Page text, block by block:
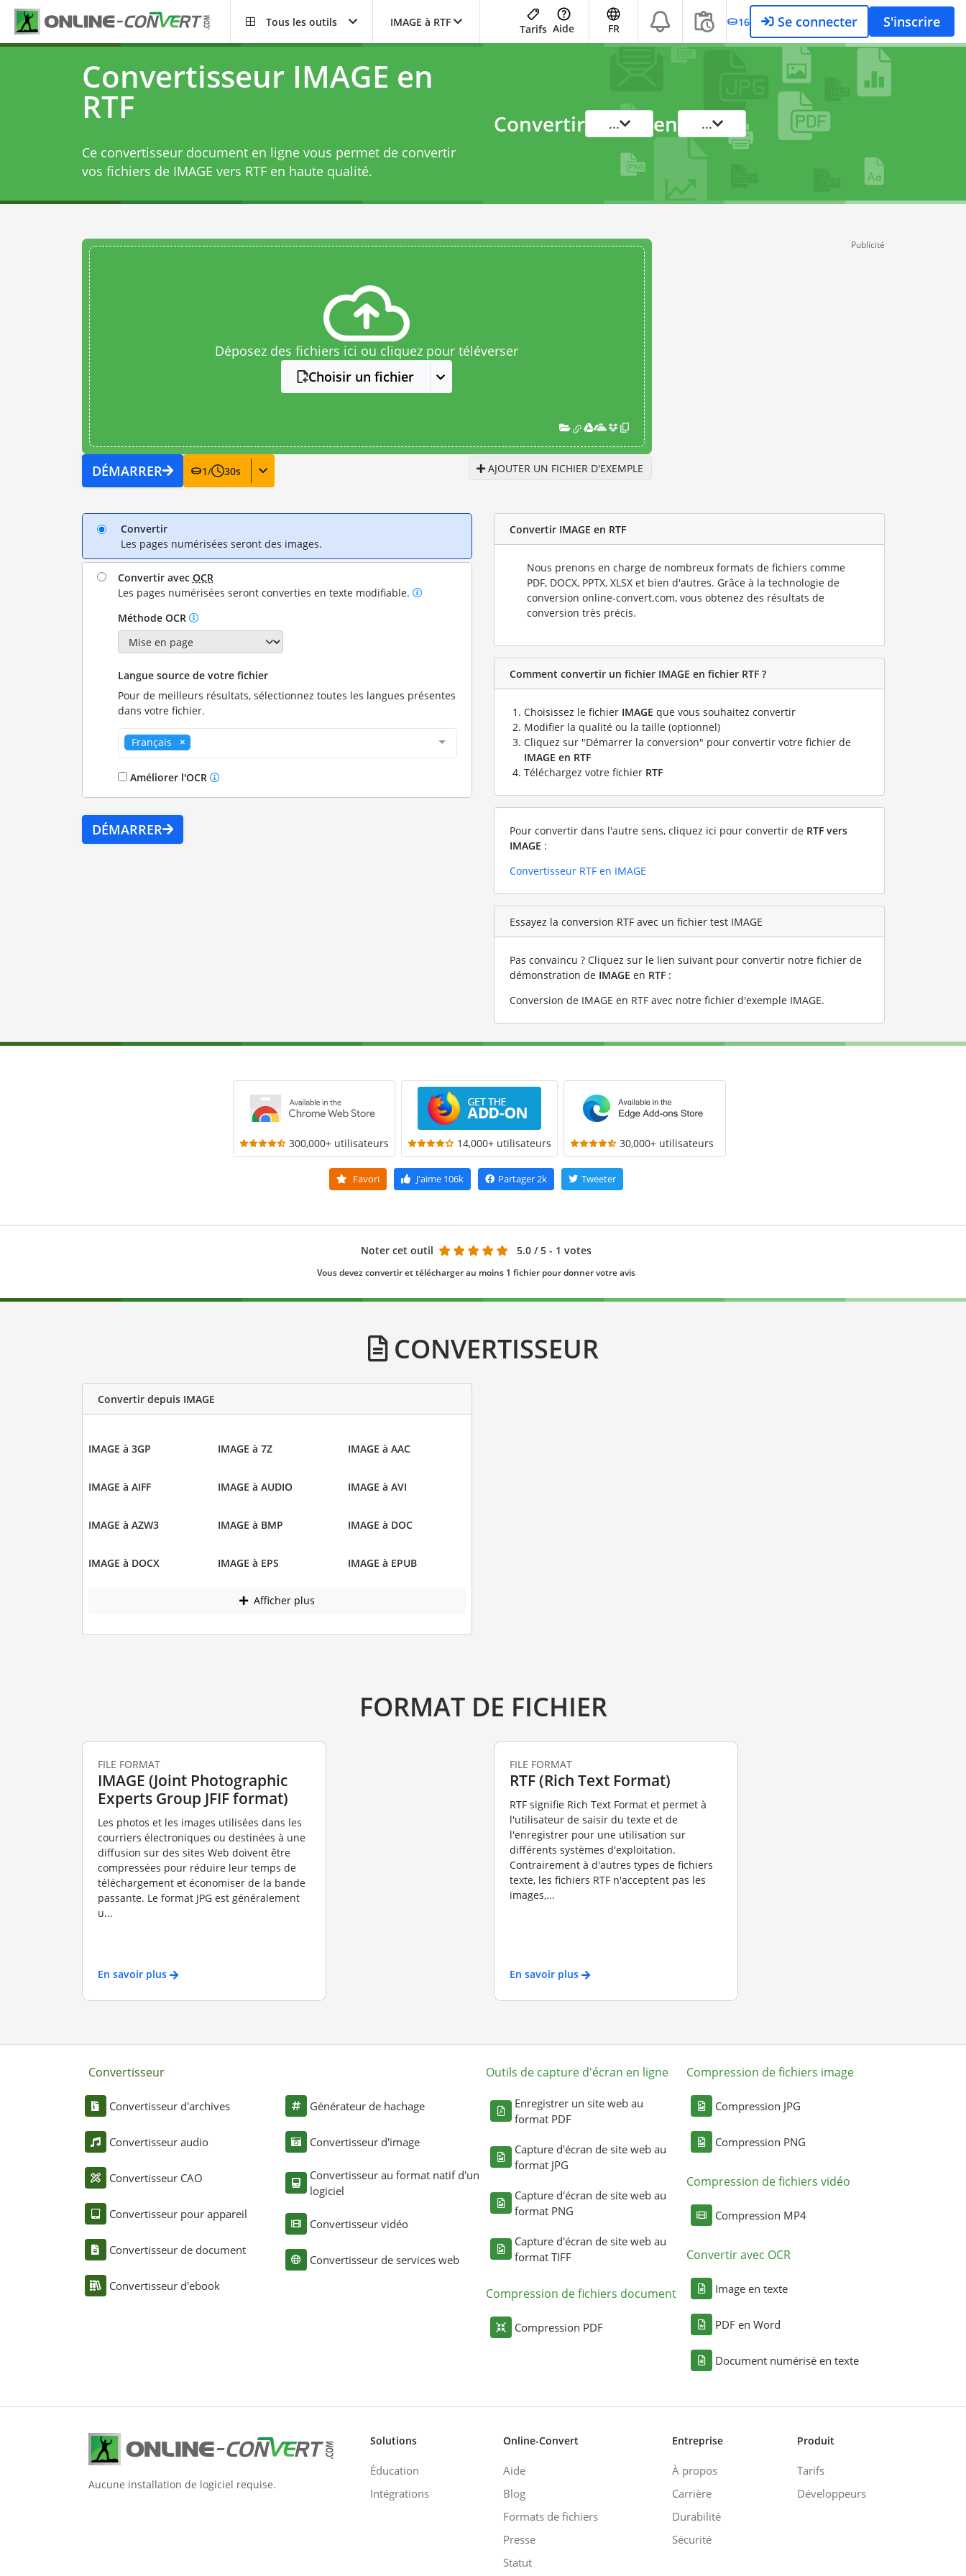
Tous les outils IMAGE à RTF
Tarifs Aide FR 16 Se connecter S'inscrire
Convertisseur IMAGE en
RTF
Ce convertisseur document en ligne vous permet de convertir
vos fichiers de IMAGE vers RTF en haute qualité.
Convertir ... en ...
Déposez des fichiers ici ou cliquez pour téléverser
Choisir un fichier
DÉMARRER 1/ 30s AJOUTER UN FICHIER D'EXEMPLE
Publicité
Convertir
Les pages numérisées seront des images.
Convertir avec OCR
Les pages numérisées seront converties en texte modifiable.
Méthode OCR
Langue source de votre fichier
Pour de meilleurs résultats, sélectionnez toutes les langues présentes
dans votre fichier.
Français
Améliorer l'OCR
DÉMARRER
Convertir IMAGE en RTF
Nous prenons en charge de nombreux formats de fichiers comme
PDF, DOCX, PPTX, XLSX et bien d'autres. Grâce à la technologie de
conversion online-convert.com, vous obtenez des résultats de
conversion très précis.
Comment convertir un fichier IMAGE en fichier RTF ?
Choisissez le fichier IMAGE que vous souhaitez convertir
Modifier la qualité ou la taille (optionnel)
Cliquez sur "Démarrer la conversion" pour convertir votre fichier de
IMAGE en RTF
Téléchargez votre fichier RTF
Pour convertir dans l'autre sens, cliquez ici pour convertir de RTF vers
IMAGE :
Convertisseur RTF en IMAGE
Essayez la conversion RTF avec un fichier test IMAGE
Pas convaincu ? Cliquez sur le lien suivant pour convertir notre fichier de
démonstration de IMAGE en RTF :
Conversion de IMAGE en RTF avec notre fichier d'exemple IMAGE.
300,000+ utilisateurs 14,000+ utilisateurs 30,000+ utilisateurs
Favori J'aime106k Partager2k Tweeter
Noter cet outil 5.0 / 5 - 1 votes
Vous devez convertir et télécharger au moins 1 fichier pour donner votre avis
CONVERTISSEUR
Convertir depuis IMAGE
IMAGE à 3GP IMAGE à 7Z IMAGE à AAC
IMAGE à AIFF IMAGE à AUDIO IMAGE à AVI
IMAGE à AZW3 IMAGE à BMP IMAGE à DOC
IMAGE à DOCX IMAGE à EPS IMAGE à EPUB
Afficher plus
FORMAT DE FICHIER
FILE FORMAT
IMAGE (Joint Photographic
Experts Group JFIF format)
Les photos et les images utilisées dans les
courriers électroniques ou destinées à une
diffusion sur des sites Web doivent être
compressées pour réduire leur temps de
téléchargement et économiser de la bande
passante. Le format JPG est généralement
u...
En savoir plus
FILE FORMAT
RTF (Rich Text Format)
RTF signifie Rich Text Format et permet à
l'utilisateur de saisir du texte et de
l'enregistrer pour une utilisation sur
différents systèmes d'exploitation.
Contrairement à d'autres types de fichiers
texte, les fichiers RTF n'acceptent pas les
images,...
En savoir plus
Convertisseur
Convertisseur d'archives
Convertisseur audio
Convertisseur CAO
Convertisseur pour appareil
Convertisseur de document
Convertisseur d'ebook
Générateur de hachage
Convertisseur d'image
Convertisseur au format natif d'un
logiciel
Convertisseur vidéo
Convertisseur de services web
Outils de capture d'écran en ligne
Enregistrer un site web au
format PDF
Capture d'écran de site web au
format JPG
Capture d'écran de site web au
format PNG
Capture d'écran de site web au
format TIFF
Compression de fichiers document
Compression PDF
Compression de fichiers image
Compression JPG
Compression PNG
Compression de fichiers vidéo
Compression MP4
Convertir avec OCR
Image en texte
PDF en Word
Document numérisé en texte
Aucune installation de logiciel requise.
Solutions
Éducation
Intégrations
Online-Convert
Aide
Blog
Formats de fichiers
Presse
Statut
Entreprise
À propos
Carrière
Durabilité
Sécurité
Produit
Tarifs
Développeurs